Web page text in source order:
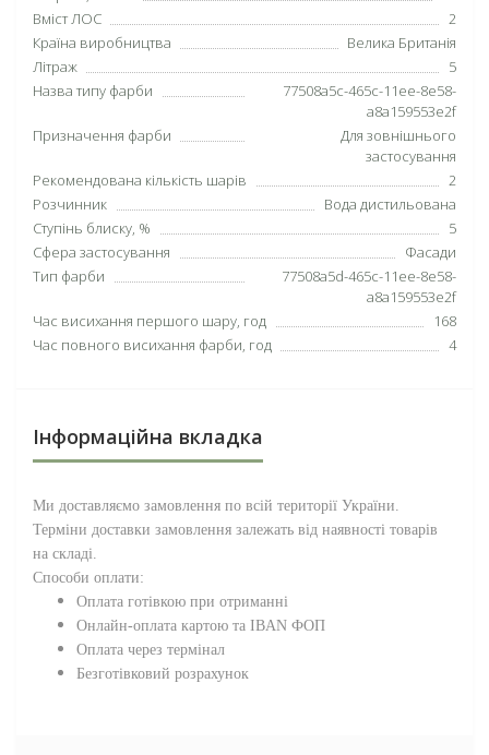
Вміст ЛОС
2
Країна виробництва
Велика Британія
Літраж
5
Назва типу фарби
77508a5c-465c-11ee-8e58-
a8a159553e2f
Призначення фарби
Для зовнішнього
застосування
Рекомендована кількість шарів
2
Розчинник
Вода дистильована
Ступінь блиcку, %
5
Сфера застосування
Фасади
Тип фарби
77508a5d-465c-11ee-8e58-
a8a159553e2f
Час висихання першого шару, год
168
Час повного висихання фарби, год
4
Інформаційна вкладка
Ми доставляємо замовлення по всій території України.
Терміни доставки замовлення залежать від наявності товарів
на складі.
Способи оплати:
Оплата готівкою при отриманні
Онлайн-оплата картою та IBAN ФОП
Оплата через термінал
Безготівковий розрахунок